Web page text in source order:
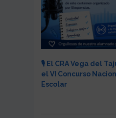
🎙️ El CRA Vega del
el VI Concurso
Escolar